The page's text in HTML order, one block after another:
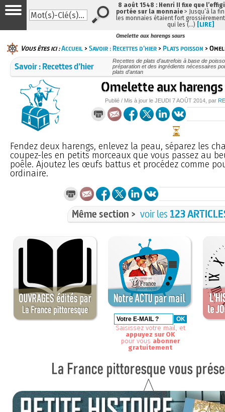
Omelette aux harengs saurs
Vous êtes ici :Accueil >Savoir : Recettes d’hier >Plats poisson >
Savoir : Recettes d’hier
Recettes de plats d’autrefois à base de
préparation et des ingrédients nécessaires
plats d’antan
Omelette aux
Publié / Mis à jour leJEUDI 7 AOÛT 2014 , par
Fendez deux harengs, enlevez la peau, séparez les
coupez-les en petits morceaux que vous passez au
poêle. Ajoutez les œufs battus et procédez comme
ordinaire.
Même section > voir les 123
Saisissez votre mail, et
appuyez sur OK
pour vous abonner
gratuitement
8 août 1548 : Henri II fixe que
portée sur la monnaie > Jusqu’à la
les monnaies étaient fort
qui les (…) [LIRE]